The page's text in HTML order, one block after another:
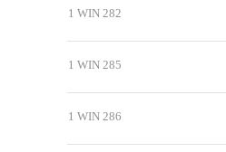
1 WIN 282
1 WIN 285
1 WIN 286